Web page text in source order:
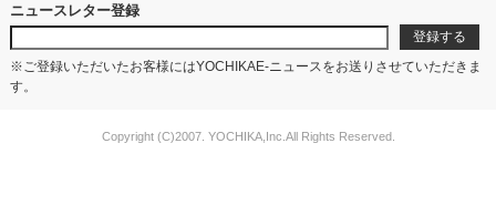
ニュースレター登録
※ご登録いただいたお客様にはYOCHIKAE-ニュースをお送りさせていただきま
す。
Copyright (C)2007. YOCHIKA,Inc.All Rights Reserved.